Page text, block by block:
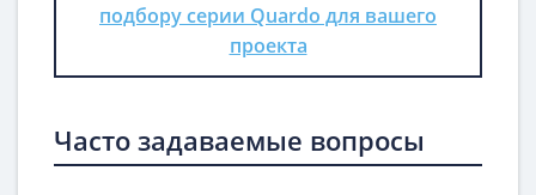
подбору серии Quardo для вашего
проекта
Часто задаваемые вопросы